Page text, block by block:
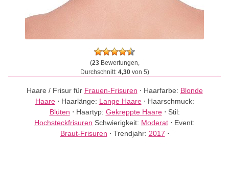
(23Bewertungen,
Durchschnitt: 4,30von 5)
Haare / Frisur für Frauen-Frisuren ⋅ Haarfarbe: Blonde
Haare⋅ Haarlänge: Lange Haare⋅ Haarschmuck:
Blüten ⋅ Haartyp: Gekreppte Haare⋅ Stil:
Hochsteckfrisuren Schwierigkeit: Moderat ⋅ Event:
Braut-Frisuren ⋅ Trendjahr: 2017 ⋅